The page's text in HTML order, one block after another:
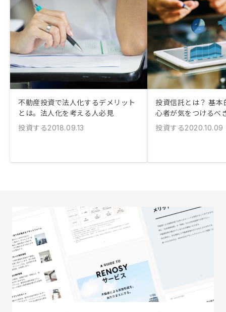
不動産投資で法人化するデメリット
とは。法人化を考える人必見
投資する2018.09.13
投資信託とは？ 基
心者が気をつけるべ
投資する2020.10.09